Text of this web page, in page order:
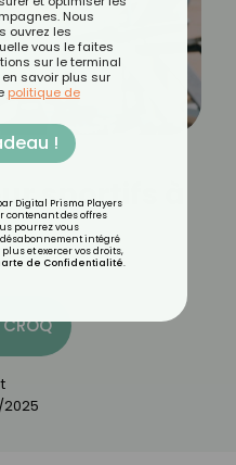
sportifs à
Nous
ouvrez les
vous le faites
sur le terminal
savoir plus sur
politique de
!
Digital Prisma Players
contenant des offres
pourrez vous
intégré
et exercer vos droits,
de Confidentialité.